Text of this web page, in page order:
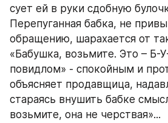
сует ей в руки сдобную
Перепуганная бабка, не
обращению, шарахается от
«Бабушка, возьмите. Это –
повидлом» - спокойным и
объясняет продавщица,
стараясь внушить бабке
возьмите, она не черствая»...